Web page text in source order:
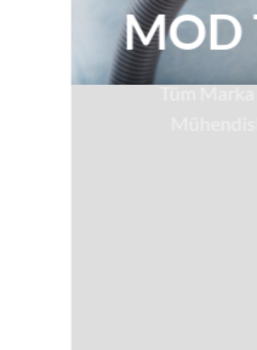
MOD
Tüm Marka